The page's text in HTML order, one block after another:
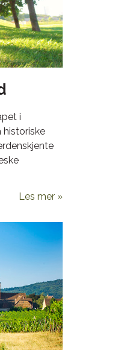
i
historiske
Les mer